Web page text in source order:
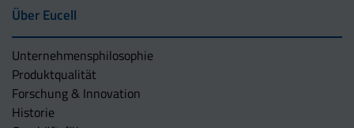
Über Eucell
Unternehmens­philosophie
Produktqualität
Forschung & Innovation
Historie